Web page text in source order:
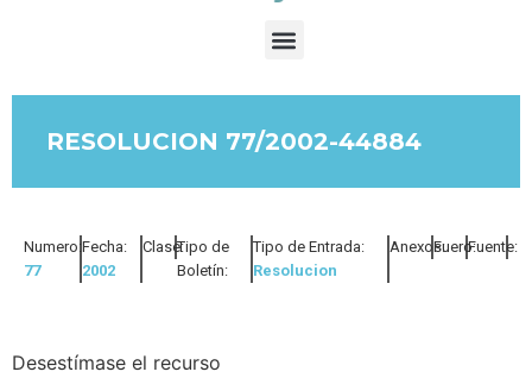
RESOLUCION 77/2002-44884
Numero:
77
Fecha:
2002
Clase:Tipo de
Boletín:
Tipo de Entrada:
Resolucion
Anexos:Fuero:Fuente:
Desestímase el recurso